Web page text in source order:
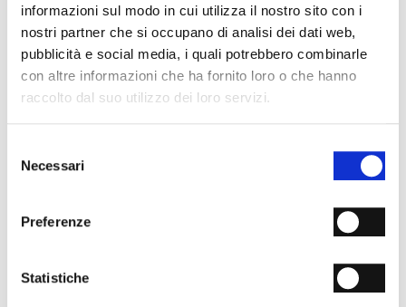
informazioni sul modo in cui utilizza il nostro sito con i
nostri partner che si occupano di analisi dei dati web,
pubblicità e social media, i quali potrebbero combinarle
con altre informazioni che ha fornito loro o che hanno
raccolto dal suo utilizzo dei loro servizi.
delNecessari
Preferenze
Statistiche
ARTIGIANALE
METODI DI PAGAMENTO